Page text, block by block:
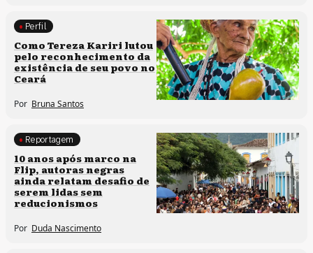
Comunidades tradicionais
Perfil
Como Tereza Kariri lutou
pelo reconhecimento da
existência de seu povo no
Ceará
Por Bruna Santos
Processos artísticos
Reportagem
10 anos após marco na
Flip, autoras negras
ainda relatam desafio de
serem lidas sem
reducionismos
Por Duda Nascimento